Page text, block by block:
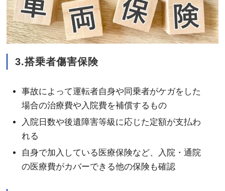
3.搭乗者傷害保険
事故によって運転者自身や同乗者がケガをした
場合の治療費や入院費を補償するもの
入院日数や後遺障害等級に応じた定額が支払わ
れる
自身で加入している医療保険など、入院・通院
の医療費がカバーできる他の保険も確認